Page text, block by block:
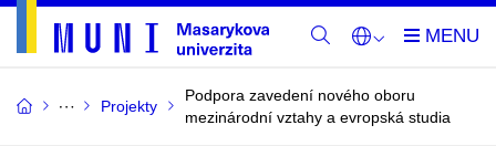
Projekty
Podpora zavedení nového oboru
mezinárodní vztahy a evropská studia